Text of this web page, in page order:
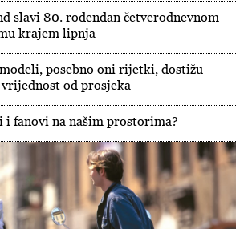
slavi 80. rođendan četverodnevnom
krajem lipnja
posebno oni rijetki, dostižu
od prosjeka
i fanovi na našim prostorima?